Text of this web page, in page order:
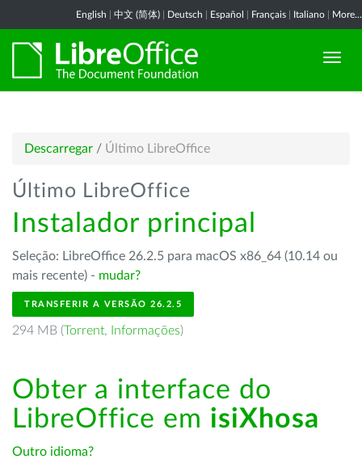
English 中文 (简体) Deutsch Español Français Italiano More...
Descarregar / Último LibreOffice
Último LibreOffice
Instalador principal
Seleção: LibreOffice 26.2.5 para macOS x86_64 (10.14 ou
mais recente) - mudar?
TRANSFERIR A VERSÃO 26.2.5
294 MB (Torrent, Informações)
Obter a interface do
LibreOffice em isiXhosa
Outro idioma?